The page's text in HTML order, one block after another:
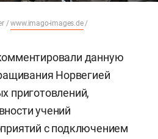
/www.imago-images.de/
данную
Норвегией
приготовлений,
учений
с подключением